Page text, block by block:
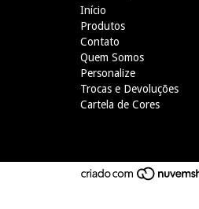
Início
Produtos
Contato
Quem Somos
Personalize
Trocas e Devoluções
Cartela de Cores